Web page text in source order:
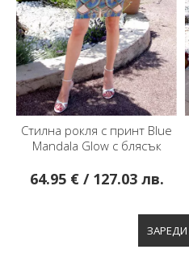
Стилна рокля с принт Blue
Mandala Glow с блясък
64.95 € / 127.03 лв.